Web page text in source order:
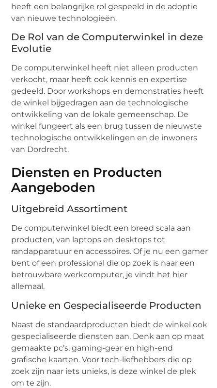
heeft een belangrijke rol gespeeld in de adoptie
van nieuwe technologieën.
De Rol van de Computerwinkel in deze
Evolutie
De computerwinkel heeft niet alleen producten
verkocht, maar heeft ook kennis en expertise
gedeeld. Door workshops en demonstraties heeft
de winkel bijgedragen aan de technologische
ontwikkeling van de lokale gemeenschap. De
winkel fungeert als een brug tussen de nieuwste
technologische ontwikkelingen en de inwoners
van Dordrecht.
Diensten en Producten
Aangeboden
Uitgebreid Assortiment
De computerwinkel biedt een breed scala aan
producten, van laptops en desktops tot
randapparatuur en accessoires. Of je nu een gamer
bent of een professional die op zoek is naar een
betrouwbare werkcomputer, je vindt het hier
allemaal.
Unieke en Gespecialiseerde Producten
Naast de standaardproducten biedt de winkel ook
gespecialiseerde diensten aan. Denk aan op maat
gemaakte pc’s, gaming-gear en high-end
grafische kaarten. Voor tech-liefhebbers die op
zoek zijn naar iets unieks, is deze winkel de plek
om te zijn.